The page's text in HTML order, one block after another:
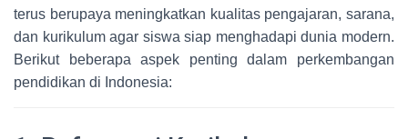
terus berupaya meningkatkan kualitas pengajaran, sarana,
dan kurikulum agar siswa siap menghadapi dunia modern.
Berikut beberapa aspek penting dalam perkembangan
pendidikan di Indonesia: